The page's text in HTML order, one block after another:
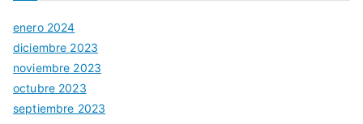
enero 2024
diciembre 2023
noviembre 2023
octubre 2023
septiembre 2023